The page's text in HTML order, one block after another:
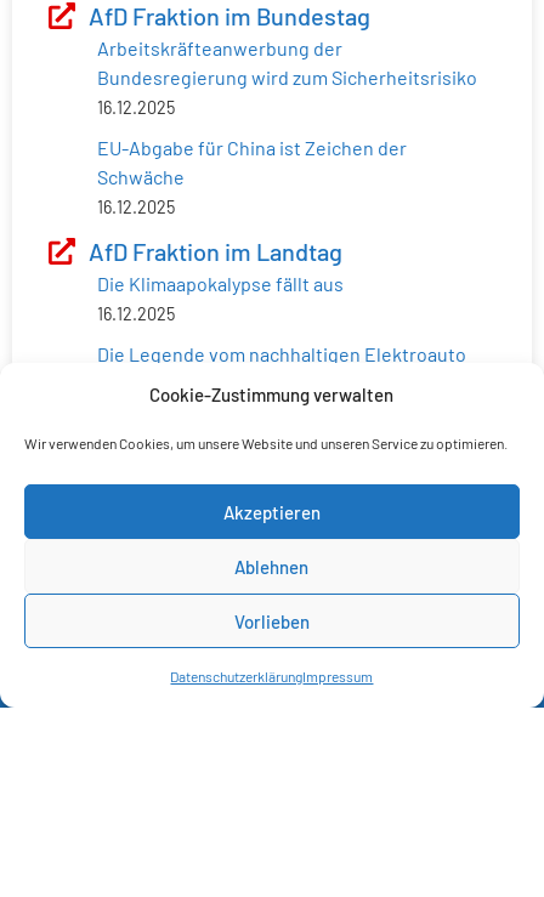
Cookie-Zustimmung verwalten
Wir verwenden Cookies, um unsere Website und unseren Service zu optimieren.
Akzeptieren
Ablehnen
Vorlieben
DatenschutzerklärungImpressum
AfD Fraktion im Bundestag
Arbeitskräfteanwerbung der
Bundesregierung wird zum Sicherheitsrisiko
16.12.2025
EU-Abgabe für China ist Zeichen der
Schwäche
16.12.2025
AfD Fraktion im Landtag
Die Klimaapokalypse fällt aus
16.12.2025
Die Legende vom nachhaltigen Elektroauto
15.12.2025